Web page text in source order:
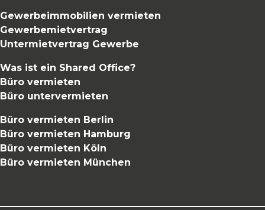
Gewerbeimmobilien vermieten
Gewerbemietvertrag
Untermietvertrag Gewerbe
Was ist ein Shared Office?
Büro vermieten
Büro untervermieten
Büro vermieten Berlin
Büro vermieten Hamburg
Büro vermieten Köln
Büro vermieten München